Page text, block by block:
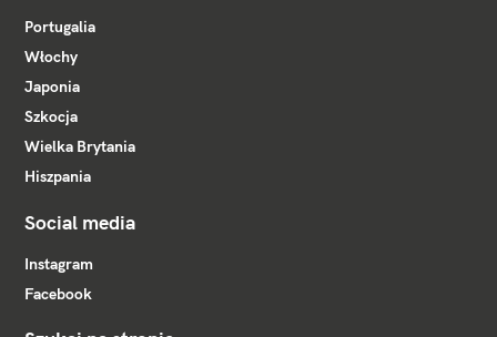
Portugalia
Włochy
Japonia
Szkocja
Wielka Brytania
Hiszpania
Social media
Instagram
Facebook